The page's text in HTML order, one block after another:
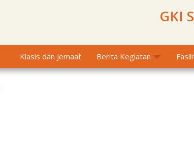
GKI
Klasis dan Jemaat Berita Kegiatan